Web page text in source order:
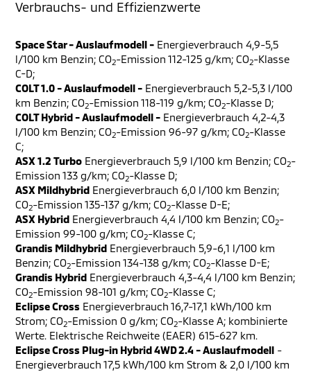
Verbrauchs- und Effizienzwerte
Space Star - Auslaufmodell - Energieverbrauch 4,9-5,5
l/100 km Benzin; CO2-Emission 112-125 g/km; CO2-Klasse
C-D;
COLT 1.0 - Auslaufmodell - Energieverbrauch 5,2-5,3 l/100
km Benzin; CO2-Emission 118-119 g/km; CO2-Klasse D;
COLT Hybrid - Auslaufmodell - Energieverbrauch 4,2-4,3
l/100 km Benzin; CO2-Emission 96-97 g/km; CO2-Klasse
C;
ASX 1.2 Turbo Energieverbrauch 5,9 l/100 km Benzin; CO2-
Emission 133 g/km; CO2-Klasse D;
ASX Mildhybrid Energieverbrauch 6,0 l/100 km Benzin;
CO2-Emission 135-137 g/km; CO2-Klasse D-E;
ASX Hybrid Energieverbrauch 4,4 l/100 km Benzin; CO2-
Emission 99-100 g/km; CO2-Klasse C;
Grandis Mildhybrid Energieverbrauch 5,9-6,1 l/100 km
Benzin; CO2-Emission 134-138 g/km; CO2-Klasse D-E;
Grandis Hybrid Energieverbrauch 4,3-4,4 l/100 km Benzin;
CO2-Emission 98-101 g/km; CO2-Klasse C;
Eclipse Cross Energieverbrauch 16,7-17,1 kWh/100 km
Strom; CO2-Emission 0 g/km; CO2-Klasse A; kombinierte
Werte. Elektrische Reichweite (EAER) 615-627 km.
Eclipse Cross Plug-in Hybrid 4WD 2.4 - Auslaufmodell -
Energieverbrauch 17,5 kWh/100 km Strom & 2,0 l/100 km